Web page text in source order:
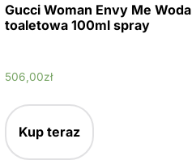
Gucci Woman Envy Me Woda
toaletowa 100ml spray
506,00zł
Kup teraz